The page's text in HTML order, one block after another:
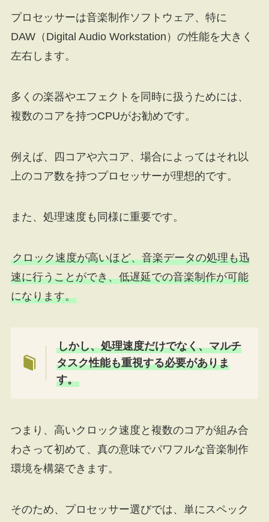
プロセッサーは音楽制作ソフトウェア、特に
DAW（Digital Audio Workstation）の性能を大きく
左右します。
多くの楽器やエフェクトを同時に扱うためには、
複数のコアを持つCPUがお勧めです。
例えば、四コアや六コア、場合によってはそれ以
上のコア数を持つプロセッサーが理想的です。
また、処理速度も同様に重要です。
クロック速度が高いほど、音楽データの処理も迅
速に行うことができ、低遅延での音楽制作が可能
になります。
しかし、処理速度だけでなく、マルチ
タスク性能も重視する必要がありま
す。
つまり、高いクロック速度と複数のコアが組み合
わさって初めて、真の意味でパワフルな音楽制作
環境を構築できます。
そのため、プロセッサー選びでは、単にスペック